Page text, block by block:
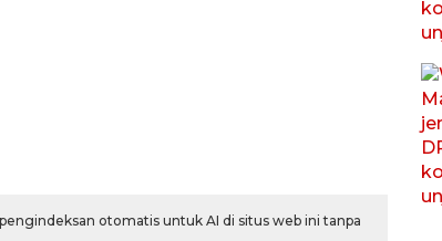
otomatis untuk AI di situs web ini tanpa